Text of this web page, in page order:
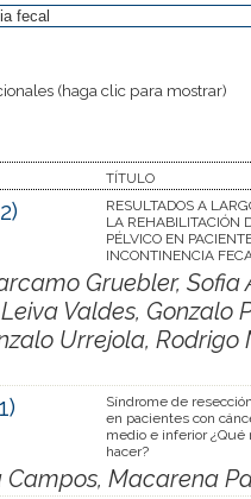
(haga clic para mostrar)
TÍTULO
RESULTADOS A
LA REHABILITACIÓN
PÉLVICO EN
INCONTINENCIA
Gruebler,
Valdes, Gonzalo
Urrejola,
Síndrome de
en pacientes con
medio e inferior ¿Qué
hacer?
Macarena